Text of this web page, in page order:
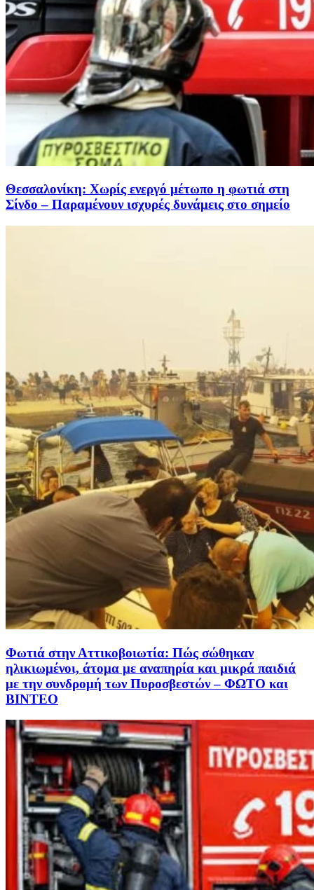
Θεσσαλονίκη: Χωρίς ενεργό μέτωπο η φωτιά στη
Σίνδο – Παραμένουν ισχυρές δυνάμεις στο σημείο
Φωτιά στην Αττικοβοιωτία: Πώς σώθηκαν
ηλικιωμένοι, άτομα με αναπηρία και μικρά παιδιά
με την συνδρομή των Πυροσβεστών – ΦΩΤΟ και
ΒΙΝΤΕΟ